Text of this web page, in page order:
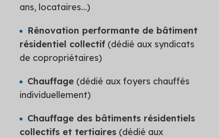
ans, locataires…)
Rénovation performante de bâtiment
résidentiel collectif (dédié aux syndicats
de copropriétaires)
Chauffage (dédié aux foyers chauffés
individuellement)
Chauffage des bâtiments résidentiels
collectifs et tertiaires (dédié aux